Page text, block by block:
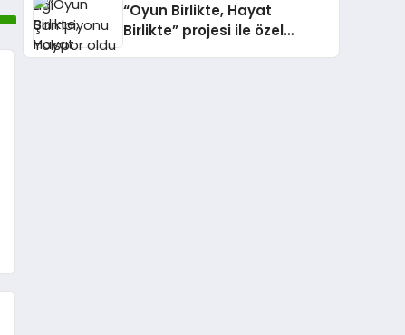
“Oyun Birlikte, Hayat
Birlikte” projesi ile özel